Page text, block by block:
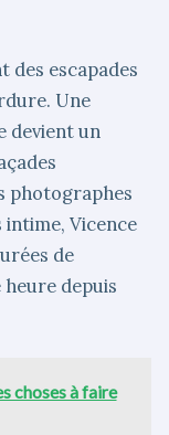
des escapades
Une
devient un
photographes
Vicence
de
heure depuis
choses à faire